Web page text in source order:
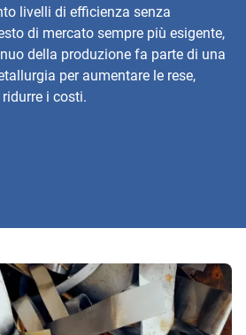
livelli di efficienza senza
di mercato sempre più esigente,
della produzione fa parte di una
per aumentare le rese,
i costi.